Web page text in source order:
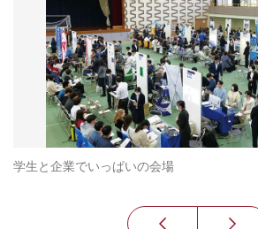
学生と企業でいっぱいの会場